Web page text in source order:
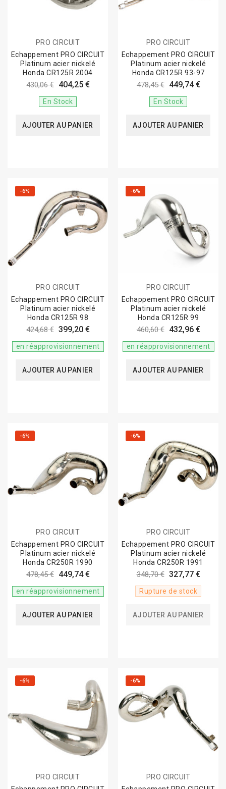
PRO CIRCUIT
Echappement PRO CIRCUIT
Platinum acier nickelé
Honda CR125R 2004
430,06 € 404,25 €
En Stock
AJOUTER AU PANIER
PRO CIRCUIT
Echappement PRO CIRCUIT
Platinum acier nickelé
Honda CR125R 93-97
478,45 € 449,74 €
En Stock
AJOUTER AU PANIER
-6%
PRO CIRCUIT
Echappement PRO CIRCUIT
Platinum acier nickelé
Honda CR125R 98
424,68 € 399,20 €
en réapprovisionnement
AJOUTER AU PANIER
-6%
PRO CIRCUIT
Echappement PRO CIRCUIT
Platinum acier nickelé
Honda CR125R 99
460,60 € 432,96 €
en réapprovisionnement
AJOUTER AU PANIER
-6%
PRO CIRCUIT
Echappement PRO CIRCUIT
Platinum acier nickelé
Honda CR250R 1990
478,45 € 449,74 €
en réapprovisionnement
AJOUTER AU PANIER
-6%
PRO CIRCUIT
Echappement PRO CIRCUIT
Platinum acier nickelé
Honda CR250R 1991
348,70 € 327,77 €
Rupture de stock
AJOUTER AU PANIER
-6%
PRO CIRCUIT
-6%
PRO CIRCUIT